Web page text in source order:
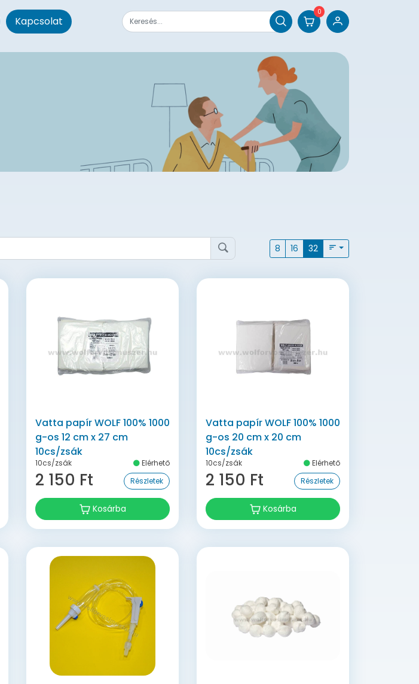
0
Kapcsolat
8 16 32
Vatta papír WOLF 100% 1000
g-os 12 cm x 27 cm
10cs/zsák
10cs/zsák Elérhető
2 150 Ft Részletek
Kosárba
Vatta papír WOLF 100% 1000
g-os 20 cm x 20 cm
10cs/zsák
10cs/zsák Elérhető
2 150 Ft Részletek
Kosárba